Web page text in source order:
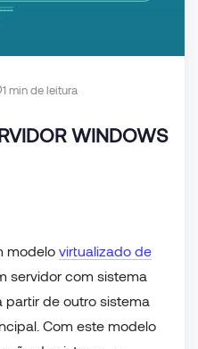
1 min de leitura
WINDOWS
modelo virtualizado de
servidor com sistema
de outro sistema
Com este modelo